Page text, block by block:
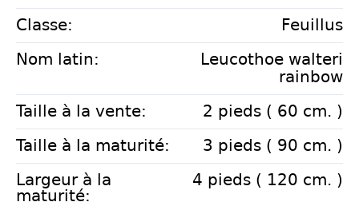
Classe:
Feuillus
Nom latin:
Leucothoe walteri
rainbow
Taille à la vente:
2 pieds ( 60 cm. )
Taille à la maturité:
3 pieds ( 90 cm. )
Largeur à la
maturité:
4 pieds ( 120 cm. )